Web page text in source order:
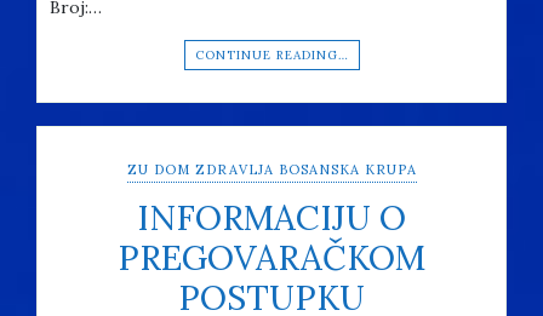
Broj:…
CONTINUE READING…
ZU DOM ZDRAVLJA BOSANSKA KRUPA
INFORMACIJU O
PREGOVARAČKOM
POSTUPKU